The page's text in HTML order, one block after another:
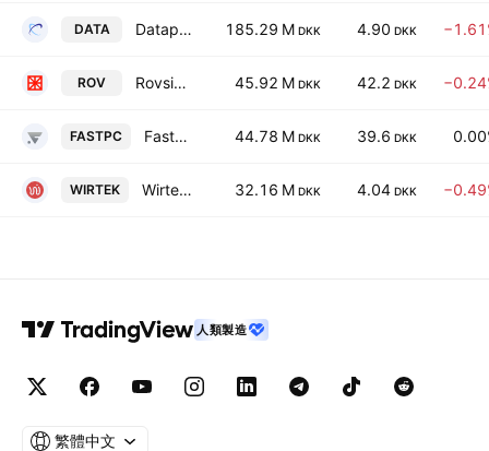
DATA Dataproces Group A/S 185.29 M DKK 4.90 DKK
ROV Rovsing A/S 45.92 M DKK 42.2 DKK
FASTPC FastPassCorp A/S 44.78 M DKK 39.6 DKK
WIRTEK Wirtek A/S 32.16 M DKK 4.04 DKK
人類製造
繁體中文